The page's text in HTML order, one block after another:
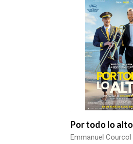
Por todo lo alto
Emmanuel Courcol